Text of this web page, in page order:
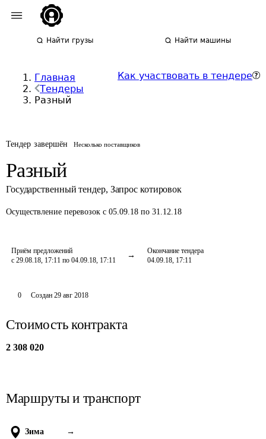
Найти грузы Найти машины
Главная
Тендеры
Разный
Как участвовать в тендере
Тендер завершён Несколько поставщиков
Разный
Государственный тендер, Запрос котировок
Осуществление перевозок с 05.09.18 по 31.12.18
Приём предложений
с 29.08.18, 17:11 по 04.09.18, 17:11
Окончание тендера
04.09.18, 17:11
0 Создан 29 авг 2018
Стоимость контракта
2 308 020
Маршруты и транспорт
Зима →